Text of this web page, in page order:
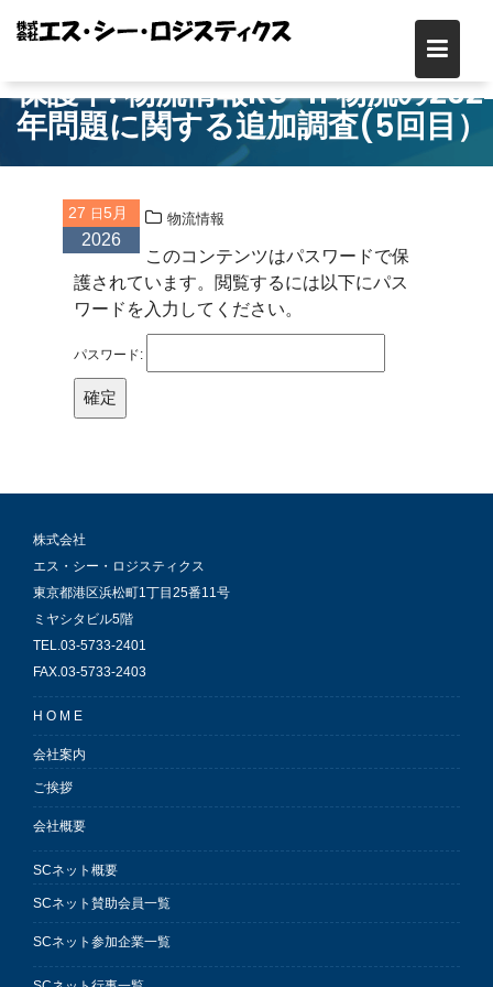
保護中: 物流情報R8-11 物流の
年問題に関する追加調査(5回目）
27 5月
2026
物流情報
このコンテンツはパスワードで保
護されています。閲覧するには以下にパス
ワードを入力してください。
パスワード:
株式会社
エス・シー・ロジスティクス
東京都港区浜松町1丁目25番11号
ミヤシタビル5階
TEL.03-5733-2401
FAX.03-5733-2403
H O M E
会社案内
ご挨拶
会社概要
SCネット概要
SCネット賛助会員一覧
SCネット参加企業一覧